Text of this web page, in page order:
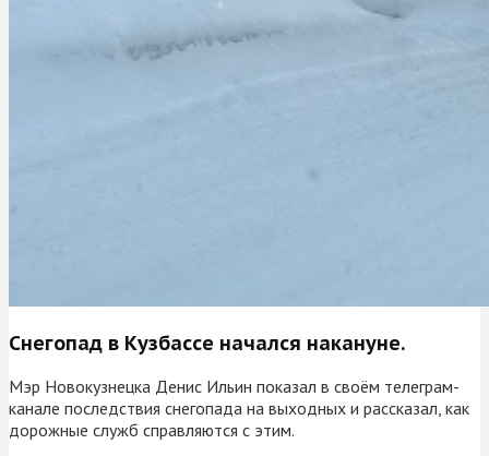
Снегопад в Кузбассе начался накануне.
Мэр Новокузнецка Денис Ильин показал в своём телеграм-
канале последствия снегопада на выходных и рассказал, как
дорожные служб справляются с этим.